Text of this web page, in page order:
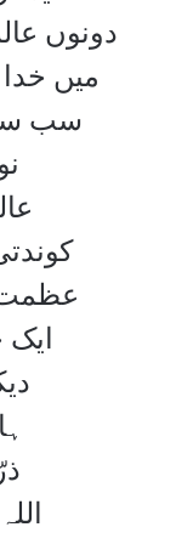
دونوں
میں
سب
عظمت